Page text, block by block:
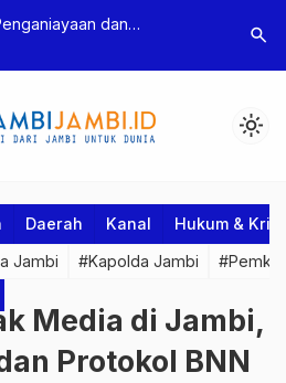
dan
Dua Tersangka
Polres
Dua
search
light_mode
Daerah Kanal Hukum &
Jambi #Kapolda Jambi
Media di Jambi,
Protokol BNN